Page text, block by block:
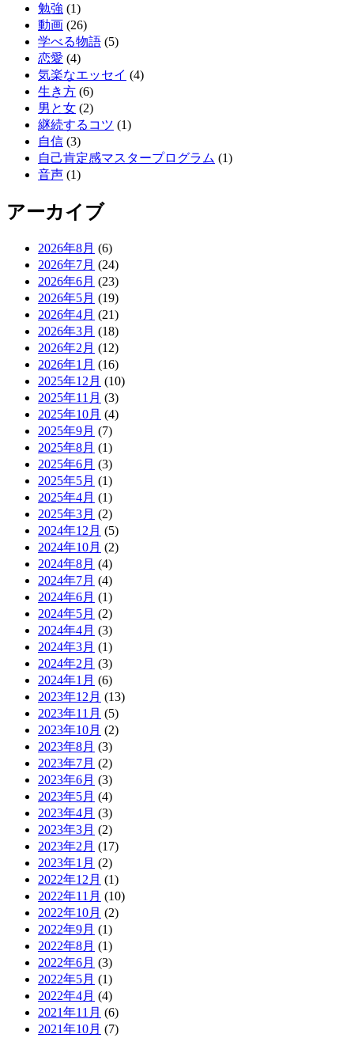
勉強 (1)
動画 (26)
学べる物語 (5)
恋愛 (4)
気楽なエッセイ (4)
生き方 (6)
男と女 (2)
継続するコツ (1)
自信 (3)
自己肯定感マスタープログラム (1)
音声 (1)
アーカイブ
2026年8月 (6)
2026年7月 (24)
2026年6月 (23)
2026年5月 (19)
2026年4月 (21)
2026年3月 (18)
2026年2月 (12)
2026年1月 (16)
2025年12月 (10)
2025年11月 (3)
2025年10月 (4)
2025年9月 (7)
2025年8月 (1)
2025年6月 (3)
2025年5月 (1)
2025年4月 (1)
2025年3月 (2)
2024年12月 (5)
2024年10月 (2)
2024年8月 (4)
2024年7月 (4)
2024年6月 (1)
2024年5月 (2)
2024年4月 (3)
2024年3月 (1)
2024年2月 (3)
2024年1月 (6)
2023年12月 (13)
2023年11月 (5)
2023年10月 (2)
2023年8月 (3)
2023年7月 (2)
2023年6月 (3)
2023年5月 (4)
2023年4月 (3)
2023年3月 (2)
2023年2月 (17)
2023年1月 (2)
2022年12月 (1)
2022年11月 (10)
2022年10月 (2)
2022年9月 (1)
2022年8月 (1)
2022年6月 (3)
2022年5月 (1)
2022年4月 (4)
2021年11月 (6)
2021年10月 (7)